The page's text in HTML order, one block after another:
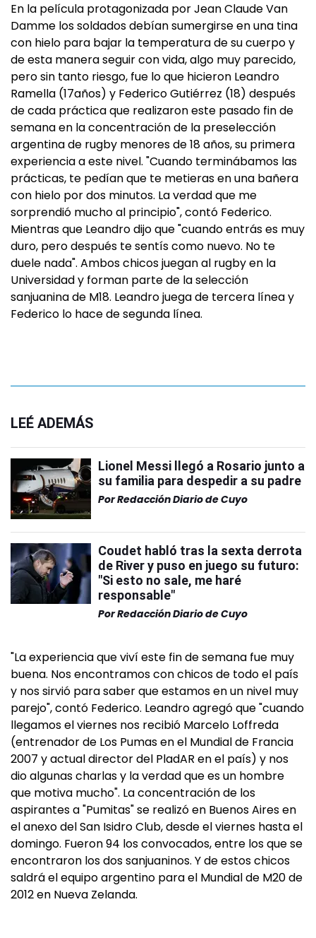
En la película protagonizada por Jean Claude Van
Damme los soldados debían sumergirse en una tina
con hielo para bajar la temperatura de su cuerpo y
de esta manera seguir con vida, algo muy parecido,
pero sin tanto riesgo, fue lo que hicieron Leandro
Ramella (17años) y Federico Gutiérrez (18) después
de cada práctica que realizaron este pasado fin de
semana en la concentración de la preselección
argentina de rugby menores de 18 años, su primera
experiencia a este nivel. "Cuando terminábamos las
prácticas, te pedían que te metieras en una bañera
con hielo por dos minutos. La verdad que me
sorprendió mucho al principio", contó Federico.
Mientras que Leandro dijo que "cuando entrás es muy
duro, pero después te sentís como nuevo. No te
duele nada". Ambos chicos juegan al rugby en la
Universidad y forman parte de la selección
sanjuanina de M18. Leandro juega de tercera línea y
Federico lo hace de segunda línea.
LEÉ ADEMÁS
Lionel Messi llegó a Rosario junto a
su familia para despedir a su padre
PorRedacción Diario de Cuyo
Coudet habló tras la sexta derrota
de River y puso en juego su futuro:
"Si esto no sale, me haré
responsable"
PorRedacción Diario de Cuyo
"La experiencia que viví este fin de semana fue muy
buena. Nos encontramos con chicos de todo el país
y nos sirvió para saber que estamos en un nivel muy
parejo", contó Federico. Leandro agregó que "cuando
llegamos el viernes nos recibió Marcelo Loffreda
(entrenador de Los Pumas en el Mundial de Francia
2007 y actual director del PladAR en el país) y nos
dio algunas charlas y la verdad que es un hombre
que motiva mucho". La concentración de los
aspirantes a "Pumitas" se realizó en Buenos Aires en
el anexo del San Isidro Club, desde el viernes hasta el
domingo. Fueron 94 los convocados, entre los que se
encontraron los dos sanjuaninos. Y de estos chicos
saldrá el equipo argentino para el Mundial de M20 de
2012 en Nueva Zelanda.